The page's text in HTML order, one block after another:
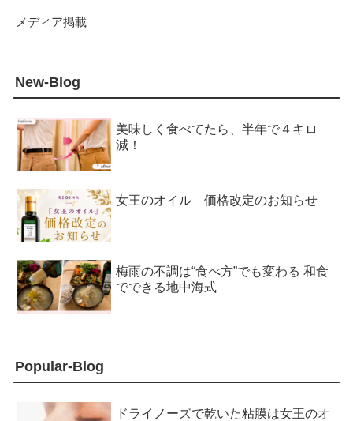
メディア掲載
New-Blog
美味しく食べてたら、半年で４キロ
減！
女王のオイル 価格改定のお知らせ
梅雨の不調は“食べ方”でも変わる 和食
でできる地中海式
Popular-Blog
ドライノーズで乾いた粘膜は女王のオ